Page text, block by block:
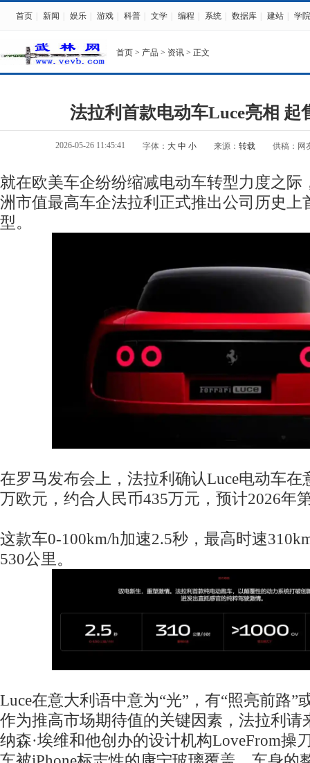
首页 新闻 娱乐 游戏 科普 文学 编程 系统 数据库 建站 学院
首页 > 产品 > 资讯 > 正文
法拉利首款电动车Luce亮相 起
2026-05-26 11:45:41 字体： 大 中 小 来源： 转载 供稿：网
就在欧美车企纷纷缩减电动车转型力度之际
洲市值最高车企法拉利正式推出公司历史上
型。
在罗马发布会上，法拉利确认Luce电动车在
万欧元，约合人民币435万元，预计2026年
这款车0-100km/h加速2.5秒，最高时速
530公里。
Luce在意大利语中意为“光”，有“照亮前路”
作为推高市场期待值的关键因素，法拉利请
纳森·埃维和他创办的设计机构LoveFrom操